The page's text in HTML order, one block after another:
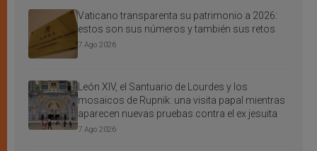
Vaticano transparenta su patrimonio a 2026:
estos son sus números y también sus retos
7 Ago 2026
León XIV, el Santuario de Lourdes y los
mosaicos de Rupnik: una visita papal mientras
aparecen nuevas pruebas contra el ex jesuita
7 Ago 2026